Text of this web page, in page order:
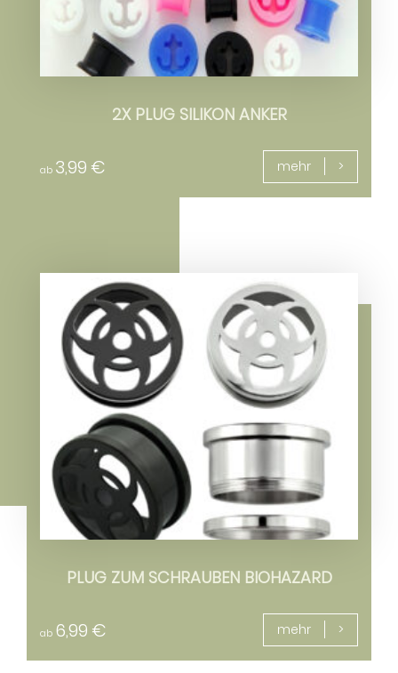
2X PLUG SILIKON ANKER
ab 3,99 € mehr
PLUG ZUM SCHRAUBEN BIOHAZARD
ab 6,99 € mehr